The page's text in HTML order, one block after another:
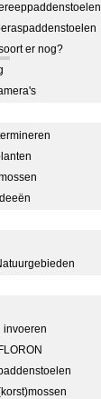
er nog?
invoeren